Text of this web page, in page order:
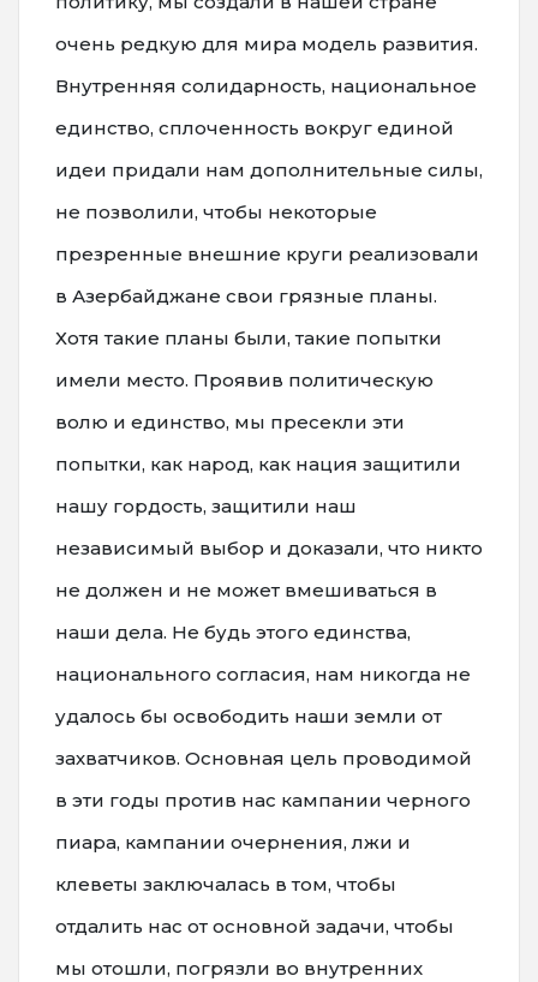
очень редкую для мира модель развития.
Внутренняя солидарность, национальное
единство, сплоченность вокруг единой
идеи придали нам дополнительные силы,
не позволили, чтобы некоторые
презренные внешние круги реализовали
в Азербайджане свои грязные планы.
Хотя такие планы были, такие попытки
имели место. Проявив политическую
волю и единство, мы пресекли эти
попытки, как народ, как нация защитили
нашу гордость, защитили наш
независимый выбор и доказали, что никто
не должен и не может вмешиваться в
наши дела. Не будь этого единства,
национального согласия, нам никогда не
удалось бы освободить наши земли от
захватчиков. Основная цель проводимой
в эти годы против нас кампании черного
пиара, кампании очернения, лжи и
клеветы заключалась в том, чтобы
отдалить нас от основной задачи, чтобы
мы отошли, погрязли во внутренних